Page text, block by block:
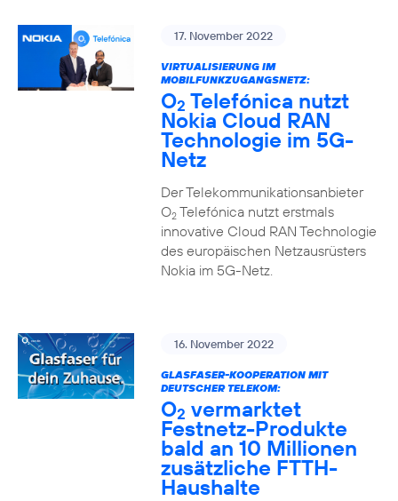
17. November 2022
VIRTUALISIERUNG IM
MOBILFUNKZUGANGSNETZ:
O2 Telefónica nutzt
Nokia Cloud RAN
Technologie im 5G-
Netz
Der Telekommunikationsanbieter
O2Telefónica nutzt erstmals
innovative Cloud RAN Technologie
des europäischen Netzausrüsters
Nokia im 5G-Netz.
16. November 2022
GLASFASER-KOOPERATION MIT
DEUTSCHER TELEKOM:
O2 vermarktet
Festnetz-Produkte
bald an 10 Millionen
zusätzliche FTTH-
Haushalte